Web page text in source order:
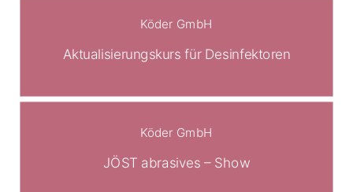
Köder GmbH
Aktualisierungskurs für Desinfektoren
Köder GmbH
JÖST abrasives – Show